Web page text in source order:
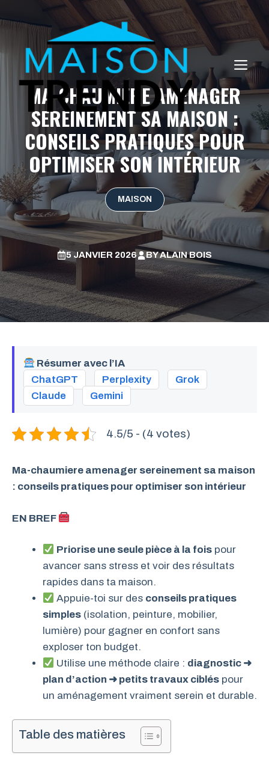
au
MA-CHAUMIERE AMENAGER
SEREINEMENT SA MAISON :
CONSEILS PRATIQUES POUR
OPTIMISER SON INTÉRIEUR
MAISON
5 JANVIER 2026 BYALAIN BOIS
Résumer avec l’IA
ChatGPT
Perplexity
Grok
Claude
Gemini
4.5/5 - (4 votes)
Ma-chaumiere amenager sereinement sa maison
: conseils pratiques pour optimiser son intérieur
EN BREF
Priorise une seule pièce à la fois pour
avancer sans stress et voir des résultats
rapides dans ta maison.
Appuie-toi sur des conseils pratiques
simples (isolation, peinture, mobilier,
lumière) pour gagner en confort sans
exploser ton budget.
Utilise une méthode claire : diagnostic ➜
plan d’action ➜ petits travaux ciblés pour
un aménagement vraiment serein et durable.
Table des matières